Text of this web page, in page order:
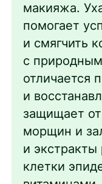
макияжа.
помогает
и смягчить
с
отличается
и
защищает
морщин и
и
клетки